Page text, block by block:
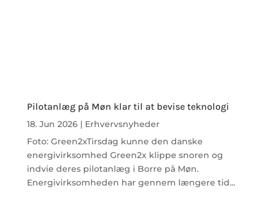
Pilotanlæg på Møn klar til at bevise teknologi
18. Jun 2026| Erhvervsnyheder
Foto: Green2xTirsdag kunne den danske
energivirksomhed Green2x klippe snoren og
indvie deres pilotanlæg i Borre på Møn.
Energivirksomheden har gennem længere tid...